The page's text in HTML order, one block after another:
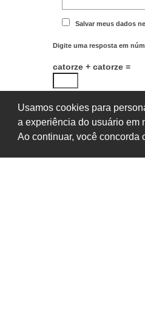
Salvar meus dados
Digite uma resposta em
catorze + catorze =
Usamos cookies para
a experiência do usuário em
Ao continuar, você concorda